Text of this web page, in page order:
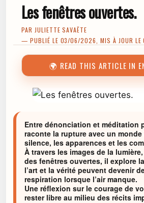
Les fenêtres ouvertes.
PAR JULIETTE SAVAËTE
— PUBLIÉ LE 03/06/2026, MIS À JOUR
🌍 READ THIS ARTICLE IN
Entre dénonciation et méditation
raconte la rupture avec un
silence, les apparences et les
À travers les images de la
des fenêtres ouvertes, il explore
l’art et la vérité peuvent devenir
respiration lorsque l’air manque.
Une réflexion sur le courage de
rester libre au milieu des récits